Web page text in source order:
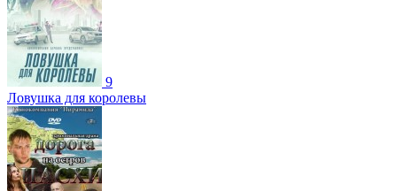
9
Ловушка для королевы